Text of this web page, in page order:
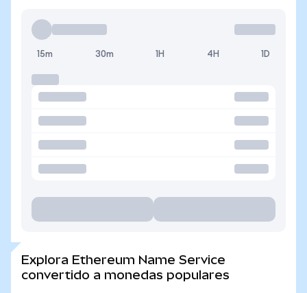
15m 30m 1H 4H 1D
Explora Ethereum Name Service
convertido a monedas populares